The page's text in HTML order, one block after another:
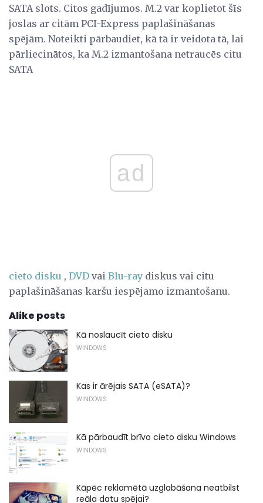
SATA slots. Citos gadījumos. M.2 var koplietot šīs
joslas ar citām PCI-Express paplašināšanas
spējām. Noteikti pārbaudiet, kā tā ir veidota tā, lai
pārliecinātos, ka M.2 izmantošana netraucēs citu
SATA
ad
cieto disku , DVD vai Blu-ray diskus vai citu
paplašināšanas karšu iespējamo izmantošanu.
Alike posts
Kā noslaucīt cieto disku
WINDOWS
Kas ir ārējais SATA (eSATA)?
WINDOWS
Kā pārbaudīt brīvo cieto disku Windows
WINDOWS
Kāpēc reklamētā uzglabāšana neatbilst
reāla datu spējai?